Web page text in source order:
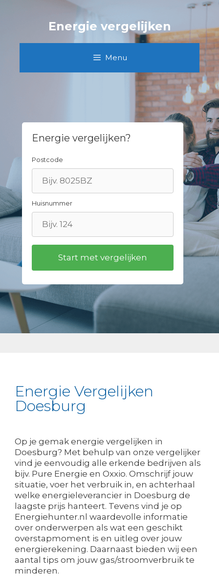
Energie vergelijken
Menu
Energie vergelijken?
Postcode
Huisnummer
Energie Vergelijken
Doesburg
Op je gemak energie vergelijken in
Doesburg? Met behulp van onze vergelijker
vind je eenvoudig alle erkende bedrijven als
bijv. Pure Energie en Oxxio. Omschrijf jouw
situatie, voer het verbruik in, en achterhaal
welke energieleverancier in Doesburg de
laagste prijs hanteert. Tevens vind je op
Energiehunter.nl waardevolle informatie
over onderwerpen als wat een geschikt
overstapmoment is en uitleg over jouw
energierekening. Daarnaast bieden wij een
aantal tips om jouw gas/stroomverbruik te
minderen.